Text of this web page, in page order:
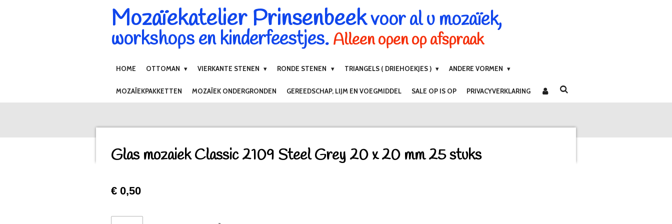
Mozaïekatelier Prinsenbeekvoor al u mozaïek,
workshops en kinderfeestjes. Alleen open op afspraak
HOME OTTOMAN VIERKANTE STENEN RONDE STENEN TRIANGELS ( DRIEHOEKJES ) ANDERE VORMEN
MOZAÏEKPAKKETTEN MOZAÏEK ONDERGRONDEN GEREEDSCHAP, LIJM EN VOEGMIDDEL SALE OP IS OP PRIVACYVERKLARING
Glas mozaiek Classic 2109 Steel Grey 20 x 20 mm 25 stuks
€ 0,50